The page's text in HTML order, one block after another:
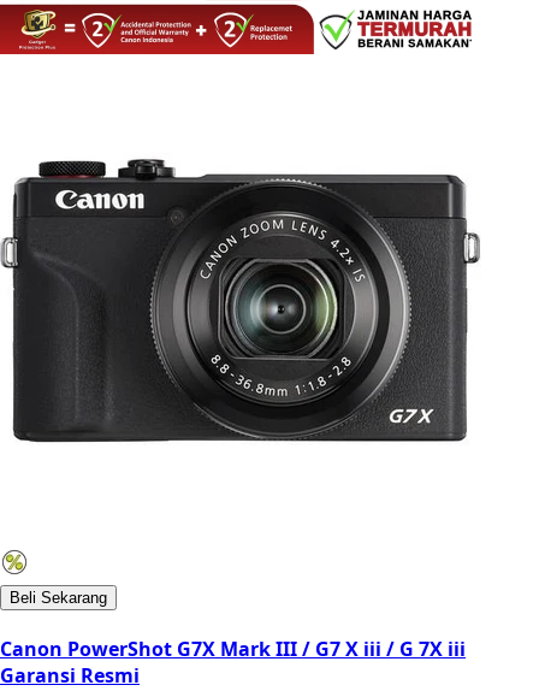
Beli Sekarang
Canon PowerShot G7X Mark III / G7 X iii / G 7X iii
Garansi Resmi